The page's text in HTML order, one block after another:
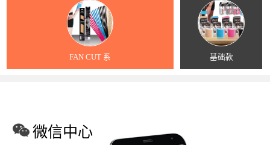
FAN CUT 系 基础款
微信中心